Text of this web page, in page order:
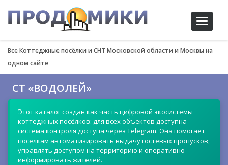
Toggle
Все Коттеджные посёлки и СНТ Московской области и Москвы на
одном сайте
СТ «ВОДОЛЕЙ»
Этот каталог создан как часть цифровой экосистемы
коттеджных посёлков: для всех объектов доступна
система контроля доступа через Telegram. Она помогает
посёлкам автоматизировать выдачу гостевых пропусков,
управлять доступом на территорию и оперативно
информировать жителей.